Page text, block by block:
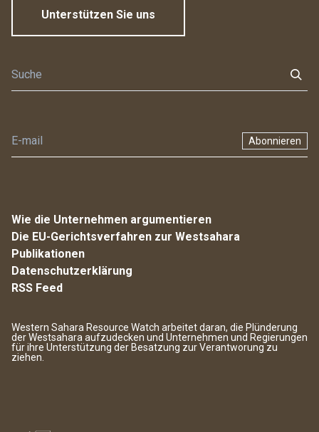
Unterstützen Sie uns
Abonnieren
Wie die Unternehmen argumentieren
Die EU-Gerichtsverfahren zur Westsahara
Publikationen
Datenschutzerklärung
RSS Feed
Western Sahara Resource Watch arbeitet daran, die Plünderung
der Westsahara aufzudecken und Unternehmen und Regierungen
für ihre Unterstützung der Besatzung zur Verantworung zu
ziehen.